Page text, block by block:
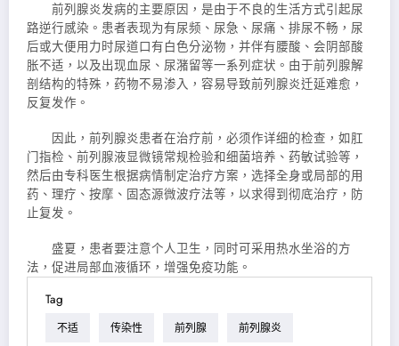
前列腺炎发病的主要原因，是由于不良的生活方式引起尿
路逆行感染。患者表现为有尿频、尿急、尿痛、排尿不畅，尿
后或大便用力时尿道口有白色分泌物，并伴有腰酸、会阴部酸
胀不适，以及出现血尿、尿潴留等一系列症状。由于前列腺解
剖结构的特殊，药物不易渗入，容易导致前列腺炎迁延难愈，
反复发作。
因此，前列腺炎患者在治疗前，必须作详细的检查，如肛
门指检、前列腺液显微镜常规检验和细菌培养、药敏试验等，
然后由专科医生根据病情制定治疗方案，选择全身或局部的用
药、理疗、按摩、固态源微波疗法等，以求得到彻底治疗，防
止复发。
盛夏，患者要注意个人卫生，同时可采用热水坐浴的方
法，促进局部血液循环，增强免疫功能。
Tag
不适 传染性 前列腺 前列腺炎